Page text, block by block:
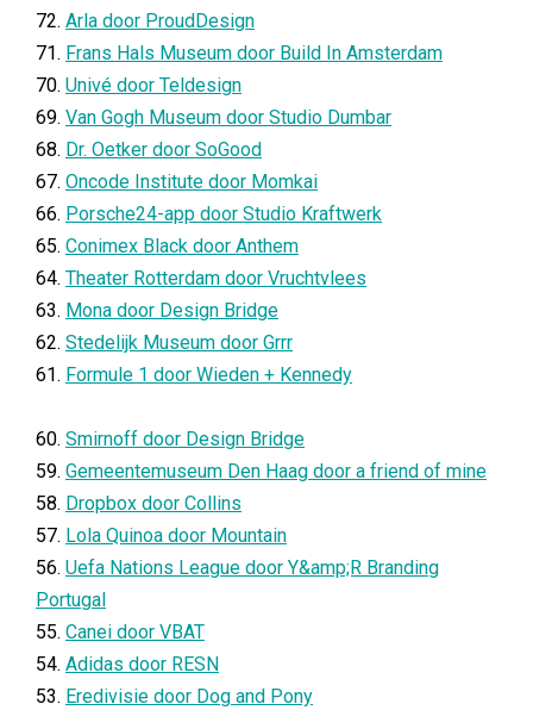
72. Arla door ProudDesign
71. Frans Hals Museum door Build In Amsterdam
70. Univé door Teldesign
69. Van Gogh Museum door Studio Dumbar
68. Dr. Oetker door SoGood
67. Oncode Institute door Momkai
66. Porsche24-app door Studio Kraftwerk
65. Conimex Black door Anthem
64. Theater Rotterdam door Vruchtvlees
63. Mona door Design Bridge
62. Stedelijk Museum door Grrr
61. Formule 1 door Wieden + Kennedy
60. Smirnoff door Design Bridge
59. Gemeentemuseum Den Haag door a friend of mine
58. Dropbox door Collins
57. Lola Quinoa door Mountain
56. Uefa Nations League door Y&amp;R Branding
Portugal
55. Canei door VBAT
54. Adidas door RESN
53. Eredivisie door Dog and Pony